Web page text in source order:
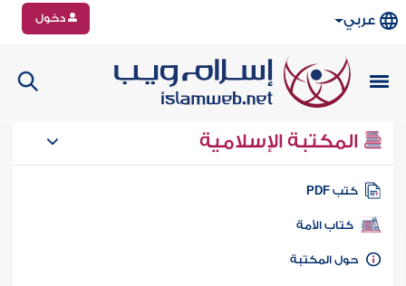
عربي دخول
المكتبة الإسلامية
كتب PDF
كتاب الأمة